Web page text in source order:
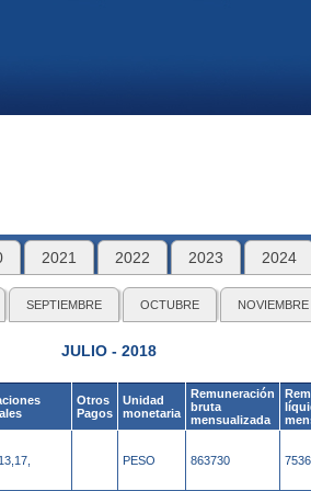
2021 2022 2023 2024
SEPTIEMBRE OCTUBRE NOVIEMBRE
JULIO - 2018
Otros
Pagos
Unidad
monetaria
Remuneración
bruta
mensualizada
PESO 863730